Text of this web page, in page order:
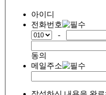
아이디
전화번호
-
동의
메일주소